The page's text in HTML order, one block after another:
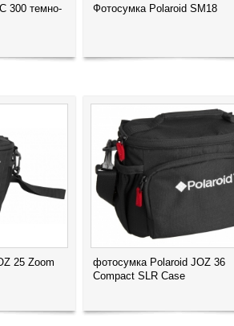
300 темно-
Фотосумка Polaroid SM18
25 Zoom
фотосумка Polaroid JOZ 36
Compact SLR Case